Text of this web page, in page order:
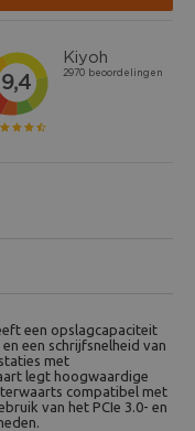
een opslagcapaciteit
een schrijfsnelheid van
met
legt hoogwaardige
compatibel met
van het PCIe 3.0- en